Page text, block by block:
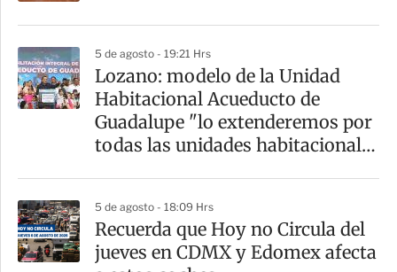
t
r
5 de agosto - 19:21 Hrs
Lozano: modelo de la Unidad
Habitacional Acueducto de
Guadalupe "lo extenderemos por
todas las unidades habitacionales
5 de agosto - 18:09 Hrs
Recuerda que Hoy no Circula del
jueves en CDMX y Edomex afecta